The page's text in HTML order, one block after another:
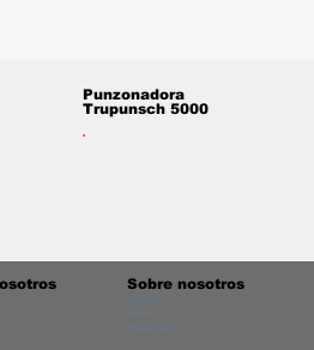
Punzonadora
Trupunsch 5000
Sobre nosotros
Historia